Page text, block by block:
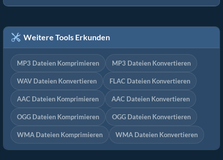
Weitere Tools Erkunden
MP3 Dateien Komprimieren MP3 Dateien Konvertieren
WAV Dateien Konvertieren FLAC Dateien Konvertieren
AAC Dateien Komprimieren AAC Dateien Konvertieren
OGG Dateien Komprimieren OGG Dateien Konvertieren
WMA Dateien Komprimieren WMA Dateien Konvertieren